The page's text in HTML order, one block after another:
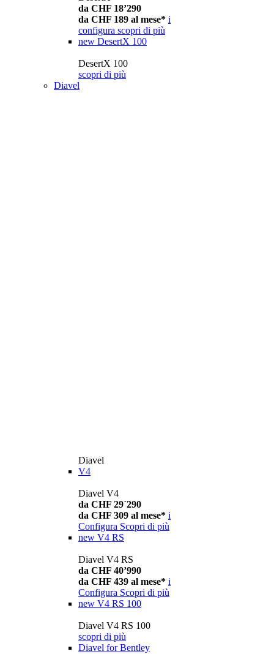
da CHF 18’290
da CHF 189 al mese* i
configura scopri di più
new DesertX 100
DesertX 100
scopri di più
Diavel
Diavel
V4
Diavel V4
da CHF 29´290
da CHF 309 al mese* i
Configura Scopri di più
new V4 RS
Diavel V4 RS
da CHF 40’990
da CHF 439 al mese* i
Configura Scopri di più
new V4 RS 100
Diavel V4 RS 100
scopri di più
Diavel for Bentley